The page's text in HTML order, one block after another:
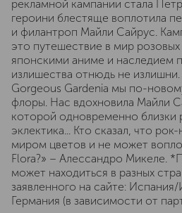
рекламной кампании стала
героини блестяще воплотила
и филантроп Майли Сайрус.
это путешествие в мир
японскими аниме и наследием
излишества отнюдь не
Gorgeous Gardenia мы по-
флоры. Нас вдохновила Майли
которой одновременно близки
эклектика... Кто сказал, что
миром цветов и не может
Flora?» – Алессандро Микеле.
может находиться в разных
заявленного на сайте:
Германия (в зависимости от